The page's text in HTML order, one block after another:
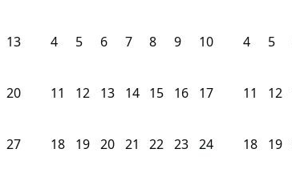
13
20
27
4 5 6 7 8 9 10
11 12 13 14 15 16 17
18 19 20 21 22 23 24
4 5
11 12
18 19